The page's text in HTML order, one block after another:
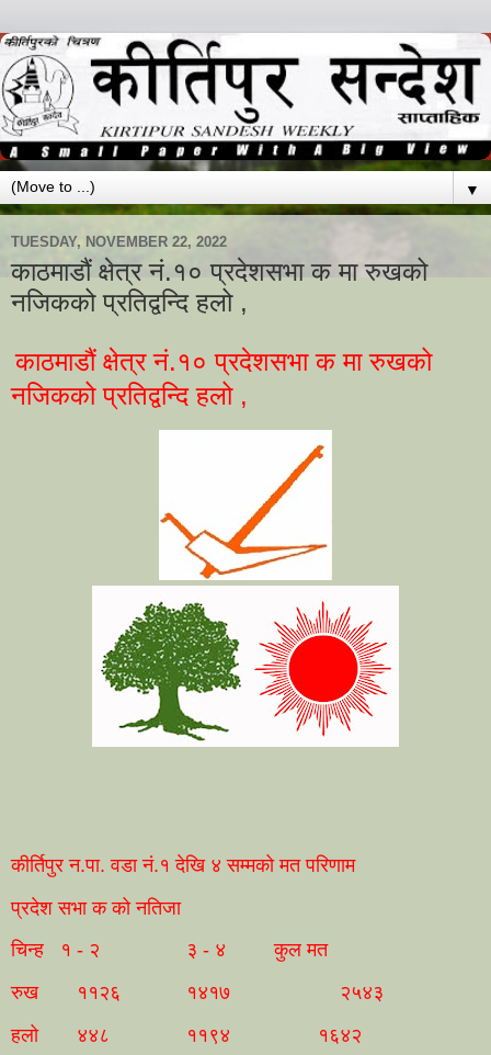
▼
TUESDAY, NOVEMBER 22, 2022
काठमाडौं क्षेत्र नं.१० प्रदेशसभा क मा रुखको
नजिकको प्रतिद्वन्दि हलो ,
काठमाडौं क्षेत्र नं.१० प्रदेशसभा क मा रुखको
नजिकको प्रतिद्वन्दि हलो ,
कीर्तिपुर न.पा. वडा नं.१ देखि ४ सम्मको मत परिणाम
प्रदेश सभा क को नतिजा
चिन्ह
१ - २ ३ - ४
कुल मत
रुख
११२६ १४१७
२५४३
हलो
४४८ ११९४
१६४२